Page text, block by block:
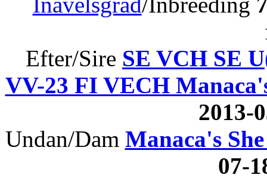
Efter/Sire SE VCH SE
VV-23 FI VECH
Undan/Dam Manaca's
07-